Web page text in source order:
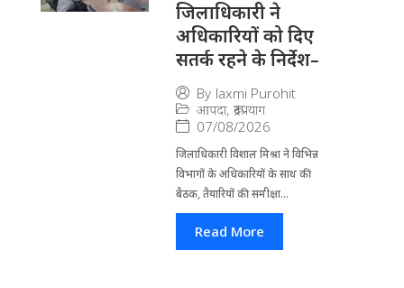
जिलाधिकारी ने
अधिकारियों को दिए
सतर्क रहने के निर्देश–
By laxmi Purohit
आपदा, रूद्रप्रयाग
07/08/2026
जिला​धिकारी विशाल मिश्रा ने वि​भिन्न
विभागों के अ​धिकारियों के साथ की
बैठक, तैयारियों की समीक्षा...
Read More